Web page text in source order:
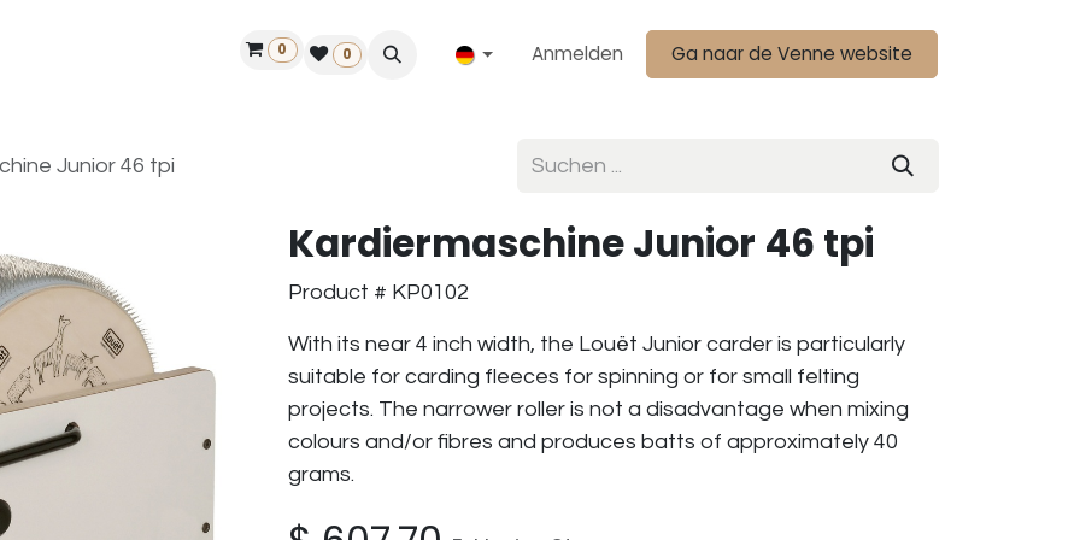
Finde einen Händler
0 0 Anmelden Ga naar de Venne website
Junior 46 tpi
Kardiermaschine Junior 46 tpi
Product # KP0102
With its near 4 inch width, the Louët Junior carder is particularly
suitable for carding fleeces for spinning or for small felting
projects. The narrower roller is not a disadvantage when mixing
colours and/or fibres and produces batts of approximately 40
grams.